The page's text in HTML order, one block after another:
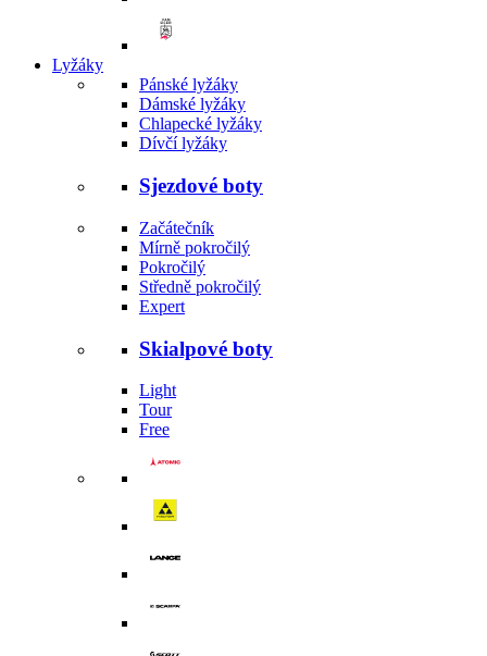
Lyžáky
Pánské lyžáky
Dámské lyžáky
Chlapecké lyžáky
Dívčí lyžáky
Sjezdové boty
Začátečník
Mírně pokročilý
Pokročilý
Středně pokročilý
Expert
Skialpové boty
Light
Tour
Free